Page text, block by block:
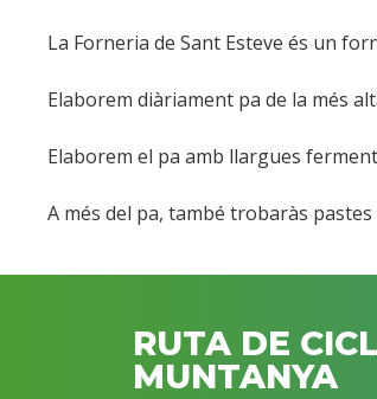
La Forneria de Sant Esteve és un
Elaborem diàriament pa de la més
Elaborem el pa amb llargues
A més del pa, també trobaràs pastes
RUTA DE
MUNTANYA